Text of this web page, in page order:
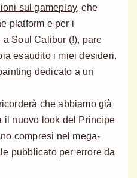
sul gameplay, che
platform e per i
Soul Calibur (!), pare
esaudito i miei desideri.
dedicato a un
che abbiamo già
il nuovo look del Principe
compresi nel mega-
pubblicato per errore da